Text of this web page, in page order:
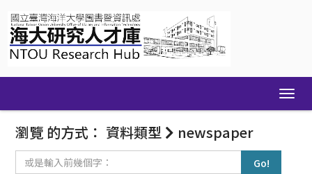
navigation
瀏覽 的方式： 資料類型 newspaper